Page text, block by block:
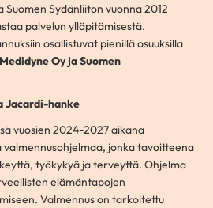
Suomen Sydänliiton vuonna 2012
palvelun ylläpitämisestä.
osallistuvat pienillä osuuksilla
Oy ja Suomen
Jacardi-hanke
vuosien 2024-2027 aikana
jonka tavoitteena
työkykyä ja terveyttä. Ohjelma
elämäntapojen
Valmennus on tarkoitettu